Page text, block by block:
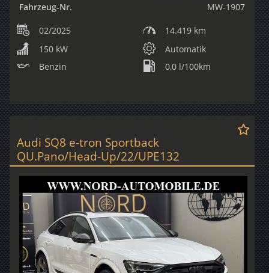
Fahrzeug-Nr. MW-1907
02/2025
14.419 km
150 kW
Automatik
Benzin
0,0 l/100km
Audi SQ8 e-tron Sportback
QU.Pano/Head-Up/22/UPE132